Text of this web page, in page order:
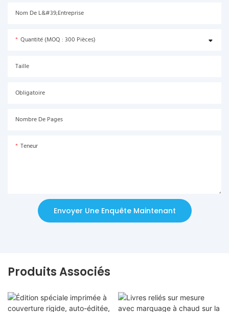
Nom De L&#39;entreprise
Quantité (MOQ : 300 Pièces)
Taille
Obligatoire
Nombre De Pages
Teneur
Envoyer Une Enquête Maintenant
Produits Associés